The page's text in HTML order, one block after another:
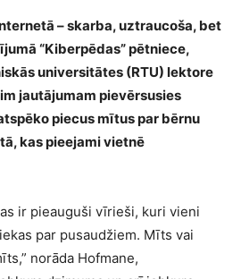
– skarba, uztraucoša, bet
“Kiberpēdas” pētniece,
universitātes (RTU) lektore
jautājumam pievērsusies
piecus mītus par bērnu
kas pieejami vietnē
ir pieauguši vīrieši, kuri vieni
par pusaudžiem. Mīts vai
norāda Hofmane,